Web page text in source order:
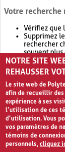
Votre recherche
Vérifiez que
Supprimez
rechercher
souvent
Envisagez
retournera
NOTRE SITE
REHAUSSER
Le site web de
afin de recueillir
expérience à ses
l’utilisation de ces
d’utilisation. Vous
vos paramètres de
témoins de
personnels,cliquez